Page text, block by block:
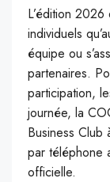
L’édition
individuels
équipe ou
partenaires.
participation,
journée, la
Business Club
par téléphone
officielle.